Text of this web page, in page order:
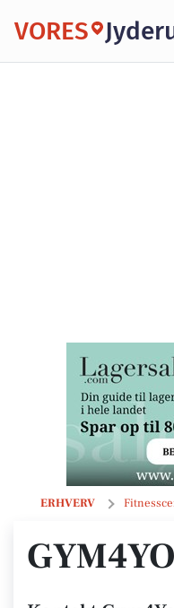
VORES
ERHVERV
Gym4You Jyderup